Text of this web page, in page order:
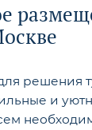
решения
и